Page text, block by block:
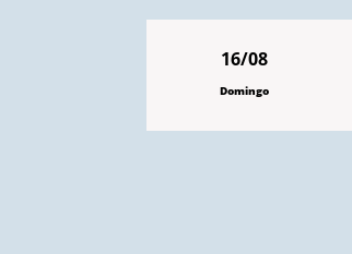
16/08
Domingo